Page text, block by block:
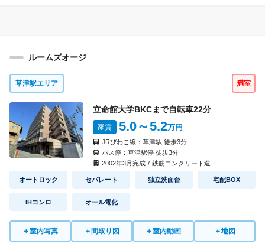
ルームズオージ
草津駅エリア 満室
立命館大学BKCまで自転車22分
家賃 5.0～5.2万円
JRびわこ線： 草津駅 徒歩3分
バス停： 草津駅停徒歩3分
2002年3月完成 / 鉄筋コンクリート造
オートロック セパレート 独立洗面台 宅配BOX
IHコンロ オール電化
＋室内写真 ＋ 間取り図 ＋室内動画 ＋地図